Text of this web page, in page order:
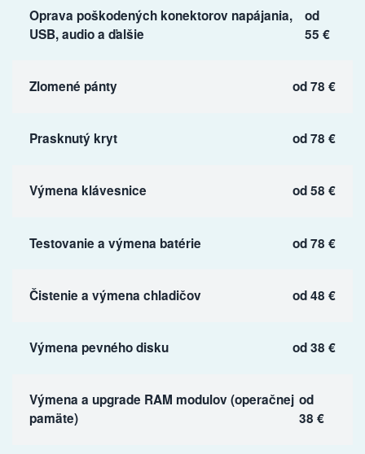
Oprava poškodených konektorov napájania,
USB, audio a ďalšie
od
55 €
Zlomené pánty od 78 €
Prasknutý kryt od 78 €
Výmena klávesnice od 58 €
Testovanie a výmena batérie od 78 €
Čistenie a výmena chladičov od 48 €
Výmena pevného disku od 38 €
Výmena a upgrade RAM modulov (operačnej
pamäte)
od
38 €